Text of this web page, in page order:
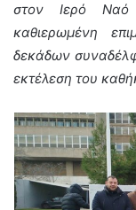
στον Ιερό Ναό
καθιερωμένη
δεκάδων
εκτέλεση του